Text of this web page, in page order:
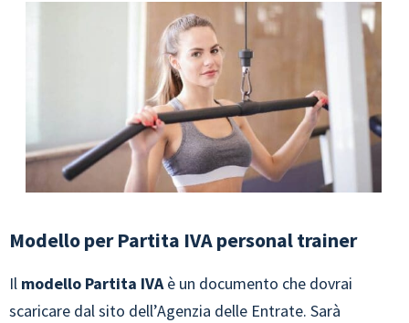
Modello per Partita IVA personal trainer
Il modello Partita IVAè un documento che dovrai
scaricare dal sito dell’Agenzia delle Entrate. Sarà